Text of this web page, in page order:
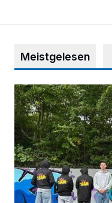
Meistgelesen
Aus Grau wird Haltung